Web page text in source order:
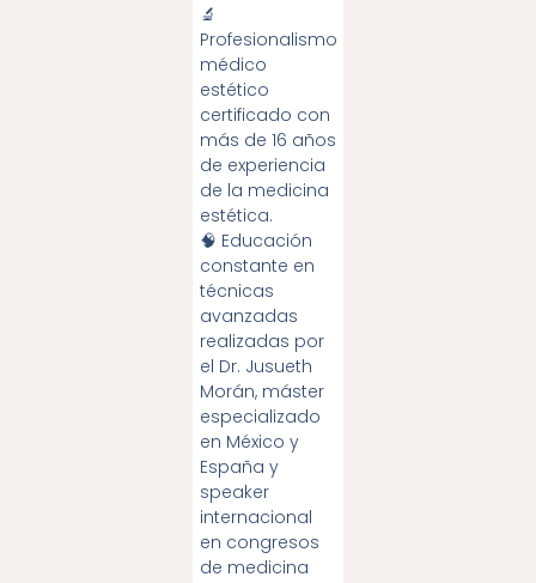
🔬
Profesionalismo
médico
estético
certificado con
más de 16 años
de experiencia
de la medicina
estética.
🧠 Educación
constante en
técnicas
avanzadas
realizadas por
el Dr. Jusueth
Morán, máster
especializado
en México y
España y
speaker
internacional
en congresos
de medicina